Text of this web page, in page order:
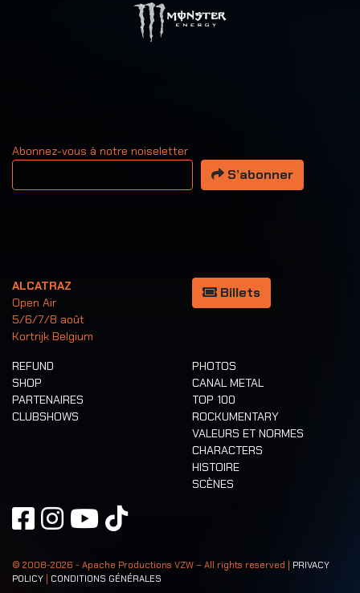
Abonnez-vous à notre noiseletter
Votre adresse email
S’abonner
ALCATRAZ
Open Air
5/6/7/8 août
Kortrijk Belgium
Billets
REFUND
SHOP
PARTENAIRES
CLUBSHOWS
PHOTOS
CANAL METAL
TOP 100
ROCKUMENTARY
VALEURS ET NORMES
CHARACTERS
HISTOIRE
SCÈNES
© 2008-2026 - Apache Productions VZW – All rights reserved | PRIVACY
POLICY | CONDITIONS GÉNÉRALES